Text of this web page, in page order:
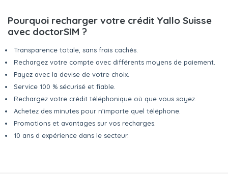
Pourquoi recharger votre crédit Yallo Suisse
avec doctorSIM ?
Transparence totale, sans frais cachés.
Rechargez votre compte avec différents moyens de paiement.
Payez avec la devise de votre choix.
Service 100 % sécurisé et fiable.
Rechargez votre crédit téléphonique où que vous soyez.
Achetez des minutes pour n'importe quel téléphone.
Promotions et avantages sur vos recharges.
10 ans d expérience dans le secteur.